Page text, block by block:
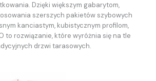
Dzięki większym gabarytom,
szerszych pakietów szybowych
kanciastym, kubistycznym profilom,
to rozwiązanie, które wyróżnia się na tle
drzwi tarasowych.